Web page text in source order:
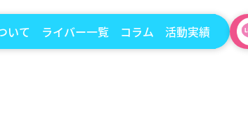
いて ライバー一覧 コラム 活動実績